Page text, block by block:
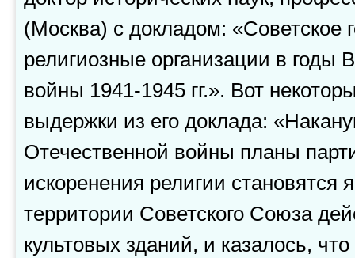
(Москва) с докладом: «Советское
религиозные организации в годы
войны 1941-1945 гг.». Вот
выдержки из его доклада:
Отечественной войны планы
искоренения религии становятся
территории Советского Союза
культовых зданий, и казалось,